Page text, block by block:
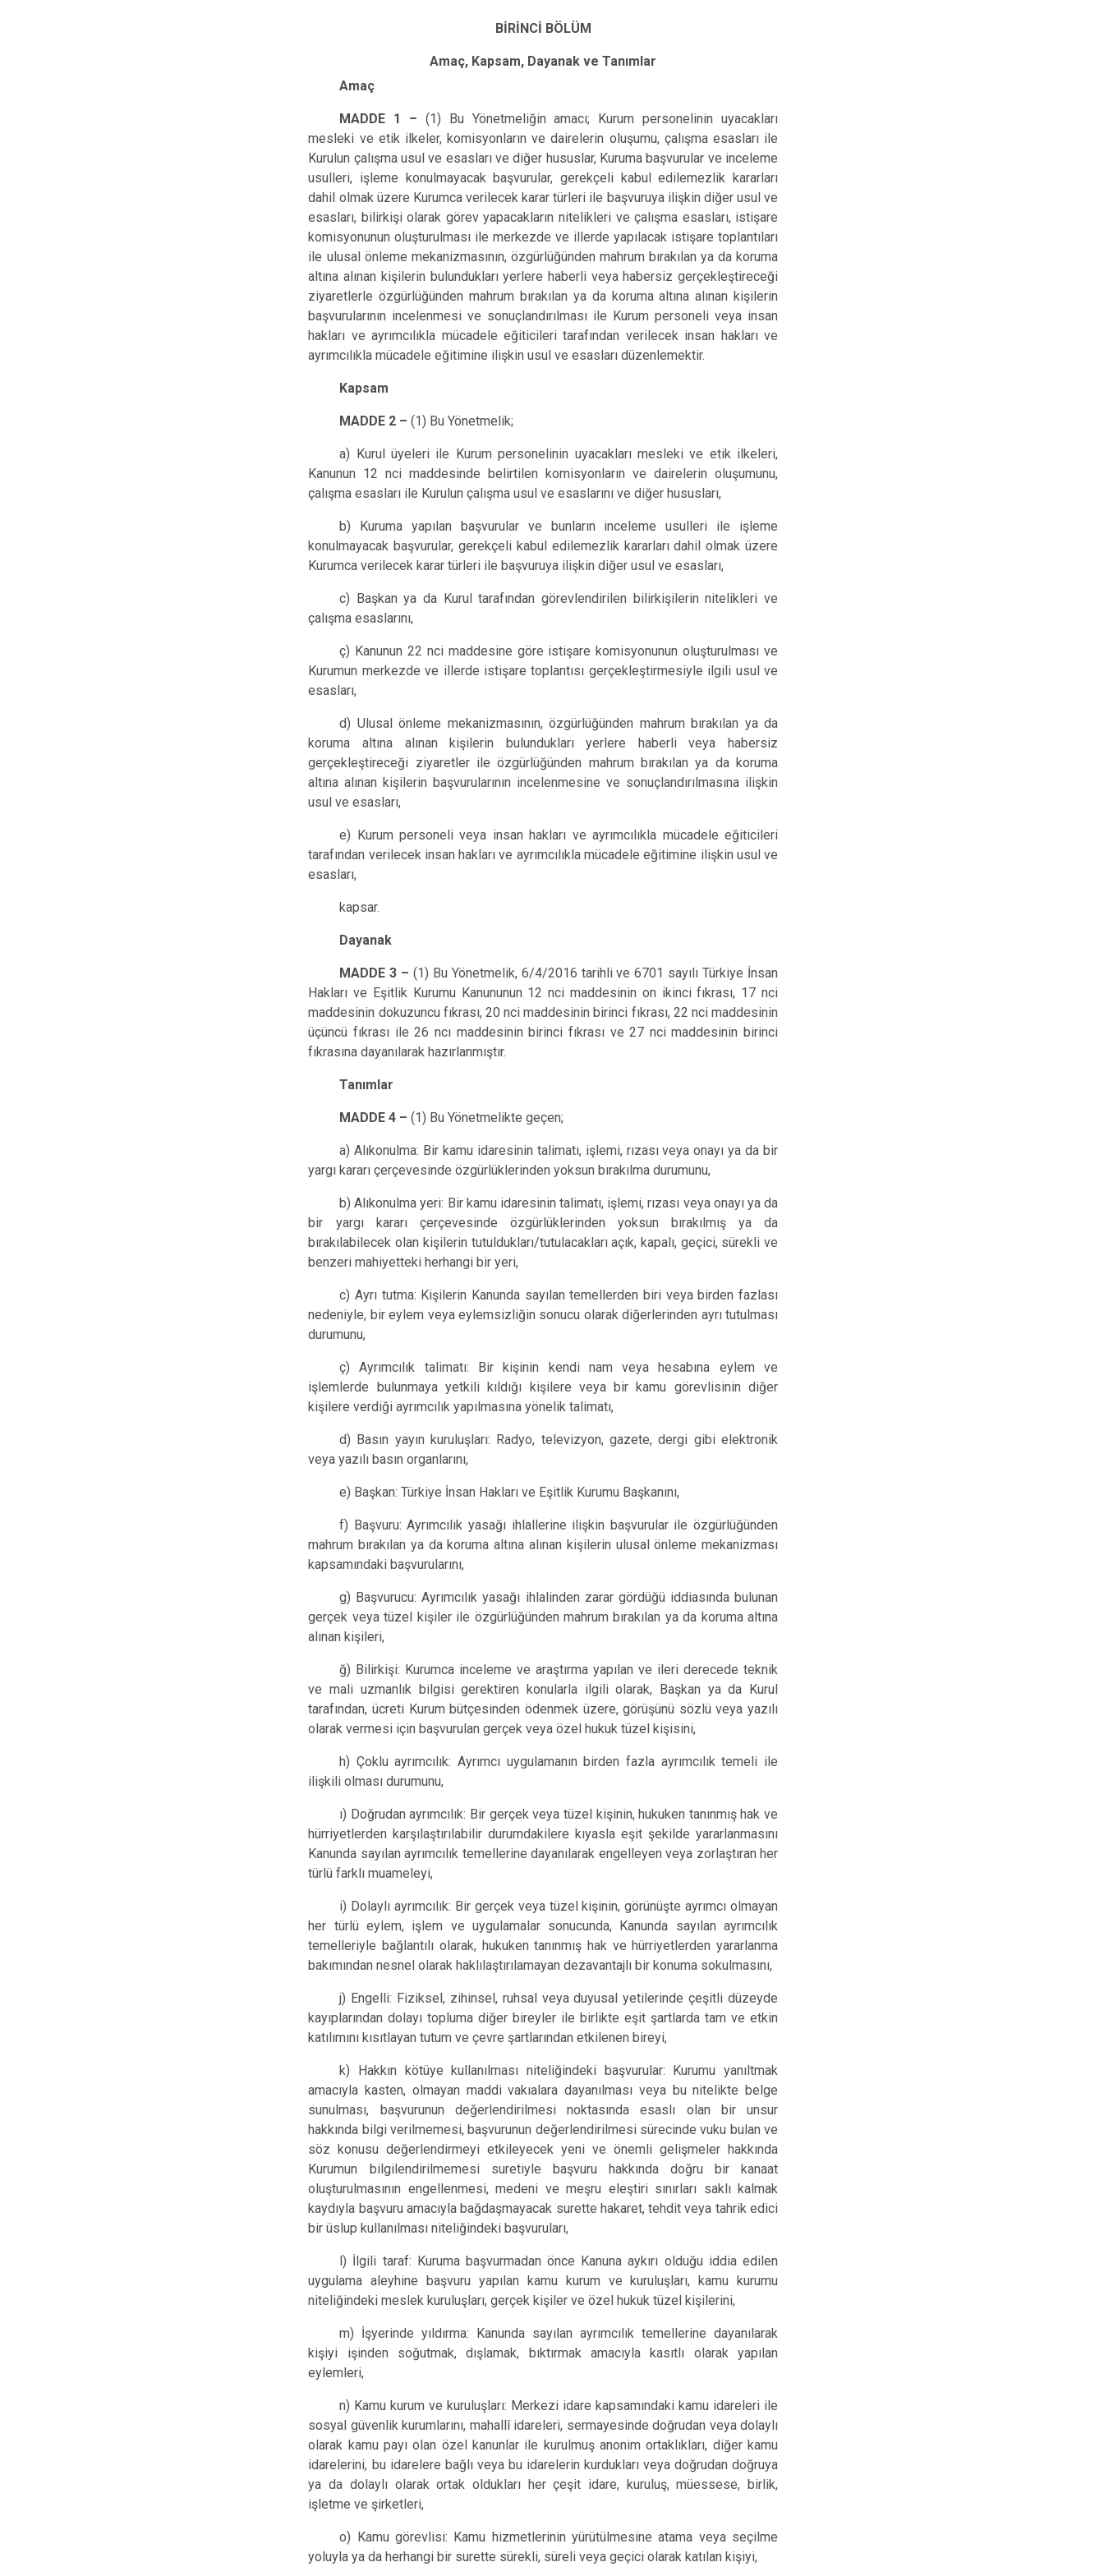
BİRİNCİ BÖLÜM
Amaç, Kapsam, Dayanak ve Tanımlar
Amaç
MADDE 1 – (1) Bu Yönetmeliğin amacı; Kurum personelinin uyacakları
mesleki ve etik ilkeler, komisyonların ve dairelerin oluşumu, çalışma esasları ile
Kurulun çalışma usul ve esasları ve diğer hususlar, Kuruma başvurular ve inceleme
usulleri, işleme konulmayacak başvurular, gerekçeli kabul edilemezlik kararları
dahil olmak üzere Kurumca verilecek karar türleri ile başvuruya ilişkin diğer usul ve
esasları, bilirkişi olarak görev yapacakların nitelikleri ve çalışma esasları, istişare
komisyonunun oluşturulması ile merkezde ve illerde yapılacak istişare toplantıları
ile ulusal önleme mekanizmasının, özgürlüğünden mahrum bırakılan ya da koruma
altına alınan kişilerin bulundukları yerlere haberli veya habersiz gerçekleştireceği
ziyaretlerle özgürlüğünden mahrum bırakılan ya da koruma altına alınan kişilerin
başvurularının incelenmesi ve sonuçlandırılması ile Kurum personeli veya insan
hakları ve ayrımcılıkla mücadele eğiticileri tarafından verilecek insan hakları ve
ayrımcılıkla mücadele eğitimine ilişkin usul ve esasları düzenlemektir.
Kapsam
MADDE 2 – (1) Bu Yönetmelik;
a) Kurul üyeleri ile Kurum personelinin uyacakları mesleki ve etik ilkeleri,
Kanunun 12 nci maddesinde belirtilen komisyonların ve dairelerin oluşumunu,
çalışma esasları ile Kurulun çalışma usul ve esaslarını ve diğer hususları,
b) Kuruma yapılan başvurular ve bunların inceleme usulleri ile işleme
konulmayacak başvurular, gerekçeli kabul edilemezlik kararları dahil olmak üzere
Kurumca verilecek karar türleri ile başvuruya ilişkin diğer usul ve esasları,
c) Başkan ya da Kurul tarafından görevlendirilen bilirkişilerin nitelikleri ve
çalışma esaslarını,
ç) Kanunun 22 nci maddesine göre istişare komisyonunun oluşturulması ve
Kurumun merkezde ve illerde istişare toplantısı gerçekleştirmesiyle ilgili usul ve
esasları,
d) Ulusal önleme mekanizmasının, özgürlüğünden mahrum bırakılan ya da
koruma altına alınan kişilerin bulundukları yerlere haberli veya habersiz
gerçekleştireceği ziyaretler ile özgürlüğünden mahrum bırakılan ya da koruma
altına alınan kişilerin başvurularının incelenmesine ve sonuçlandırılmasına ilişkin
usul ve esasları,
e) Kurum personeli veya insan hakları ve ayrımcılıkla mücadele eğiticileri
tarafından verilecek insan hakları ve ayrımcılıkla mücadele eğitimine ilişkin usul ve
esasları,
kapsar.
Dayanak
MADDE 3 – (1) Bu Yönetmelik, 6/4/2016 tarihli ve 6701 sayılı Türkiye İnsan
Hakları ve Eşitlik Kurumu Kanununun 12 nci maddesinin on ikinci fıkrası, 17 nci
maddesinin dokuzuncu fıkrası, 20 nci maddesinin birinci fıkrası, 22 nci maddesinin
üçüncü fıkrası ile 26 ncı maddesinin birinci fıkrası ve 27 nci maddesinin birinci
fıkrasına dayanılarak hazırlanmıştır.
Tanımlar
MADDE 4 – (1) Bu Yönetmelikte geçen;
a) Alıkonulma: Bir kamu idaresinin talimatı, işlemi, rızası veya onayı ya da bir
yargı kararı çerçevesinde özgürlüklerinden yoksun bırakılma durumunu,
b) Alıkonulma yeri: Bir kamu idaresinin talimatı, işlemi, rızası veya onayı ya da
bir yargı kararı çerçevesinde özgürlüklerinden yoksun bırakılmış ya da
bırakılabilecek olan kişilerin tutuldukları/tutulacakları açık, kapalı, geçici, sürekli ve
benzeri mahiyetteki herhangi bir yeri,
c) Ayrı tutma: Kişilerin Kanunda sayılan temellerden biri veya birden fazlası
nedeniyle, bir eylem veya eylemsizliğin sonucu olarak diğerlerinden ayrı tutulması
durumunu,
ç) Ayrımcılık talimatı: Bir kişinin kendi nam veya hesabına eylem ve
işlemlerde bulunmaya yetkili kıldığı kişilere veya bir kamu görevlisinin diğer
kişilere verdiği ayrımcılık yapılmasına yönelik talimatı,
d) Basın yayın kuruluşları: Radyo, televizyon, gazete, dergi gibi elektronik
veya yazılı basın organlarını,
e) Başkan: Türkiye İnsan Hakları ve Eşitlik Kurumu Başkanını,
f) Başvuru: Ayrımcılık yasağı ihlallerine ilişkin başvurular ile özgürlüğünden
mahrum bırakılan ya da koruma altına alınan kişilerin ulusal önleme mekanizması
kapsamındaki başvurularını,
g) Başvurucu: Ayrımcılık yasağı ihlalinden zarar gördüğü iddiasında bulunan
gerçek veya tüzel kişiler ile özgürlüğünden mahrum bırakılan ya da koruma altına
alınan kişileri,
ğ) Bilirkişi: Kurumca inceleme ve araştırma yapılan ve ileri derecede teknik
ve mali uzmanlık bilgisi gerektiren konularla ilgili olarak, Başkan ya da Kurul
tarafından, ücreti Kurum bütçesinden ödenmek üzere, görüşünü sözlü veya yazılı
olarak vermesi için başvurulan gerçek veya özel hukuk tüzel kişisini,
h) Çoklu ayrımcılık: Ayrımcı uygulamanın birden fazla ayrımcılık temeli ile
ilişkili olması durumunu,
ı) Doğrudan ayrımcılık: Bir gerçek veya tüzel kişinin, hukuken tanınmış hak ve
hürriyetlerden karşılaştırılabilir durumdakilere kıyasla eşit şekilde yararlanmasını
Kanunda sayılan ayrımcılık temellerine dayanılarak engelleyen veya zorlaştıran her
türlü farklı muameleyi,
i) Dolaylı ayrımcılık: Bir gerçek veya tüzel kişinin, görünüşte ayrımcı olmayan
her türlü eylem, işlem ve uygulamalar sonucunda, Kanunda sayılan ayrımcılık
temelleriyle bağlantılı olarak, hukuken tanınmış hak ve hürriyetlerden yararlanma
bakımından nesnel olarak haklılaştırılamayan dezavantajlı bir konuma sokulmasını,
j) Engelli: Fiziksel, zihinsel, ruhsal veya duyusal yetilerinde çeşitli düzeyde
kayıplarından dolayı topluma diğer bireyler ile birlikte eşit şartlarda tam ve etkin
katılımını kısıtlayan tutum ve çevre şartlarından etkilenen bireyi,
k) Hakkın kötüye kullanılması niteliğindeki başvurular: Kurumu yanıltmak
amacıyla kasten, olmayan maddi vakıalara dayanılması veya bu nitelikte belge
sunulması, başvurunun değerlendirilmesi noktasında esaslı olan bir unsur
hakkında bilgi verilmemesi, başvurunun değerlendirilmesi sürecinde vuku bulan ve
söz konusu değerlendirmeyi etkileyecek yeni ve önemli gelişmeler hakkında
Kurumun bilgilendirilmemesi suretiyle başvuru hakkında doğru bir kanaat
oluşturulmasının engellenmesi, medeni ve meşru eleştiri sınırları saklı kalmak
kaydıyla başvuru amacıyla bağdaşmayacak surette hakaret, tehdit veya tahrik edici
bir üslup kullanılması niteliğindeki başvuruları,
l) İlgili taraf: Kuruma başvurmadan önce Kanuna aykırı olduğu iddia edilen
uygulama aleyhine başvuru yapılan kamu kurum ve kuruluşları, kamu kurumu
niteliğindeki meslek kuruluşları, gerçek kişiler ve özel hukuk tüzel kişilerini,
m) İşyerinde yıldırma: Kanunda sayılan ayrımcılık temellerine dayanılarak
kişiyi işinden soğutmak, dışlamak, bıktırmak amacıyla kasıtlı olarak yapılan
eylemleri,
n) Kamu kurum ve kuruluşları: Merkezi idare kapsamındaki kamu idareleri ile
sosyal güvenlik kurumlarını, mahallî idareleri, sermayesinde doğrudan veya dolaylı
olarak kamu payı olan özel kanunlar ile kurulmuş anonim ortaklıkları, diğer kamu
idarelerini, bu idarelere bağlı veya bu idarelerin kurdukları veya doğrudan doğruya
ya da dolaylı olarak ortak oldukları her çeşit idare, kuruluş, müessese, birlik,
işletme ve şirketleri,
o) Kamu görevlisi: Kamu hizmetlerinin yürütülmesine atama veya seçilme
yoluyla ya da herhangi bir surette sürekli, süreli veya geçici olarak katılan kişiyi,